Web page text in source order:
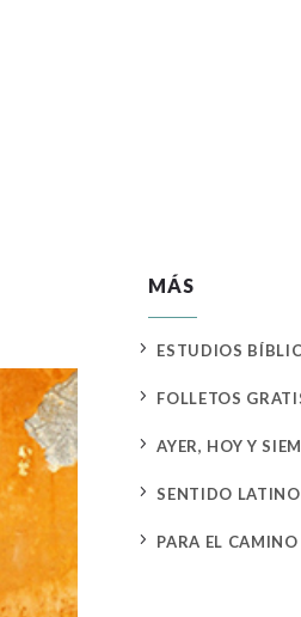
MÁS
5 ESTUDIOS
5 FOLLETOS
5 AYER, HOY Y
5 SENTIDO LATINO
5 PARA EL CAMINO